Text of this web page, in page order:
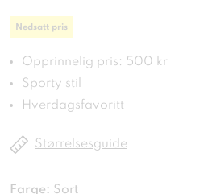
Nedsatt pris
Opprinnelig pris: 500 kr
Sporty stil
Hverdagsfavoritt
Størrelsesguide
Farge: Sort